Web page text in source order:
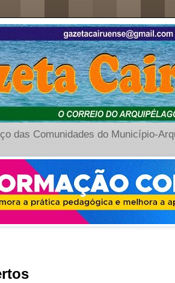
das Comunidades do Município-